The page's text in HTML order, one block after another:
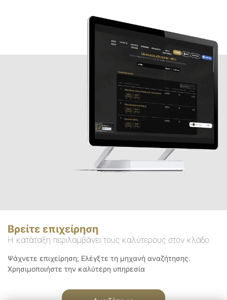
Βρείτε επιχείρηση
Η κατάταξη περιλαμβάνει τους καλύτερους στον κλάδο
Ψάχνετε επιχείρηση; Ελέγξτε τη μηχανή αναζήτησης.
Χρησιμοποιήστε την καλύτερη υπηρεσία